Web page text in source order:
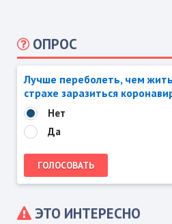
ОПРОС
Лучше переболеть, чем
страхе заразиться
Нет
Да
ЭТО ИНТЕРЕСНО